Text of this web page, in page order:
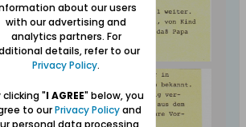
about our users
with our advertising and
analytics partners. For
details, refer to our
Privacy Policy.
clicking "I AGREE" below, you
to ourPrivacy Policyand
personal data processing